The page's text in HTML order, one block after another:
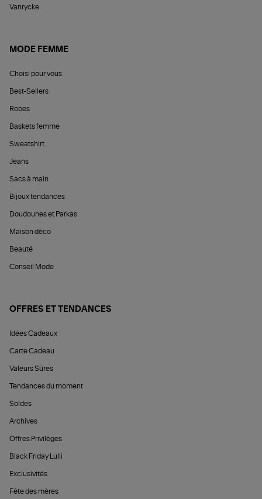
Vanrycke
MODE FEMME
Choisi pour vous
Best-Sellers
Robes
Baskets femme
Sweatshirt
Jeans
Sacs à main
Bijoux tendances
Doudounes et Parkas
Maison déco
Beauté
Conseil Mode
OFFRES ET TENDANCES
Idées Cadeaux
Carte Cadeau
Valeurs Sûres
Tendances du moment
Soldes
Archives
Offres Privilèges
Black Friday Lulli
Exclusivités
Fête des mères